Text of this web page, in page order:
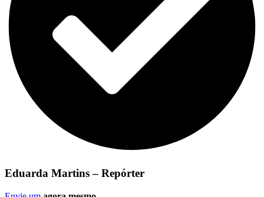
Eduarda Martins – Repórter